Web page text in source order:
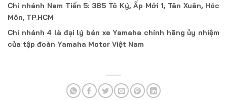
Chi nhánh Nam Tiến 5: 385 Tô Ký, Ấp Mới 1, Tân Xuân, Hóc
Môn, TP.HCM
Chi nhánh 4 là đại lý bán xe Yamaha chính hãng ủy nhiệm
của tập đoàn Yamaha Motor Việt Nam